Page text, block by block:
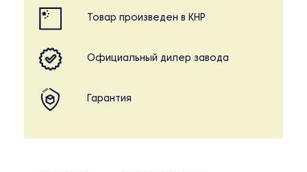
Товар произведен в КНР
Официальный дилер завода
Гарантия